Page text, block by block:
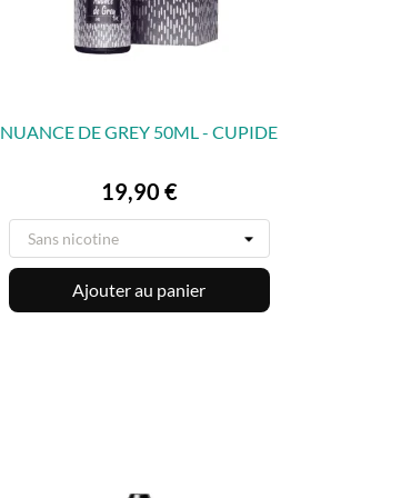
NUANCE DE GREY 50ML - CUPIDE
Prix
19,90 €
Ajouter au panier